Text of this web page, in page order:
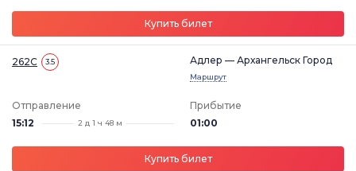
Купить билет
262С 3.5 Адлер — Архангельск Город
Маршрут
Отправление
15:12
2 д 1 ч 48 м
Прибытие
01:00
Купить билет